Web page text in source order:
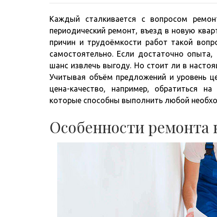
Каждый сталкивается с вопросом
периодический ремонт, въезд в новую
причин и трудоёмкости работ такой
самостоятельно. Если достаточно
шанс извлечь выгоду. Но стоит ли в
Учитывая объём предложений и уровень
цена-качество, например, обратиться
которые способны выполнить любой
Особенности